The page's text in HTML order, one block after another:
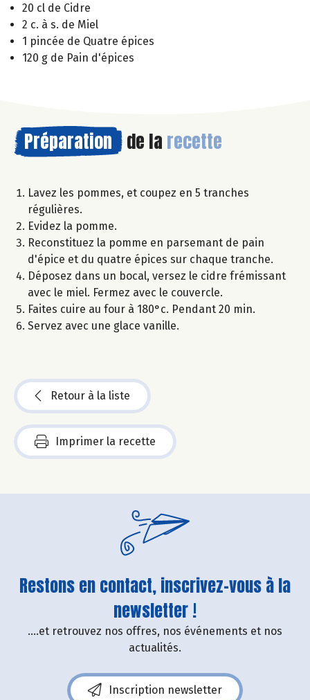
20 cl de Cidre
2 c. à s. de Miel
1 pincée de Quatre épices
120 g de Pain d'épices
Préparation de la recette
Lavez les pommes, et coupez en 5 tranches
régulières.
Evidez la pomme.
Reconstituez la pomme en parsemant de pain
d'épice et du quatre épices sur chaque tranche.
Déposez dans un bocal, versez le cidre frémissant
avec le miel. Fermez avec le couvercle.
Faites cuire au four à 180°c. Pendant 20 min.
Servez avec une glace vanille.
Retour à la liste
Imprimer la recette
Restons en contact, inscrivez-vous à la
newsletter !
....et retrouvez nos offres, nos événements et nos
actualités.
Inscription newsletter